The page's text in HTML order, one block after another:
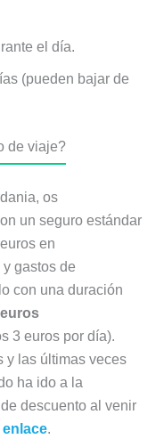
el día.
(pueden bajar de
de viaje?
os
un seguro estándar
en
gastos de
con una duración
3 euros por día).
y las últimas veces
ha ido a la
descuento al venir
.